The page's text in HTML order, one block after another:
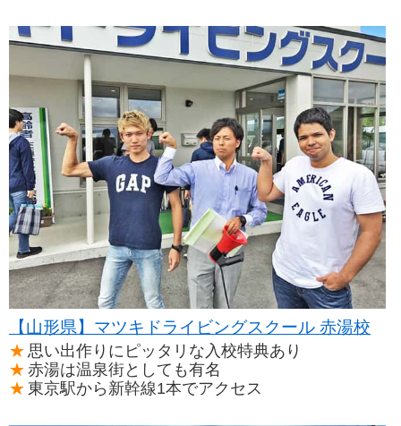
【山形県】マツキドライビングスクール 赤湯校
思い出作りにピッタリな入校特典あり
赤湯は温泉街としても有名
東京駅から新幹線1本でアクセス